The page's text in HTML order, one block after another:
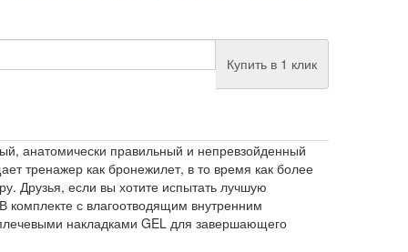
Купить в 1 клик
анатомически правильный и непревзойденный
тренажер как бронежилет, в то время как более
Друзья, если вы хотите испытать лучшую
с влагоотводящим внутренним
накладками GEL для завершающего